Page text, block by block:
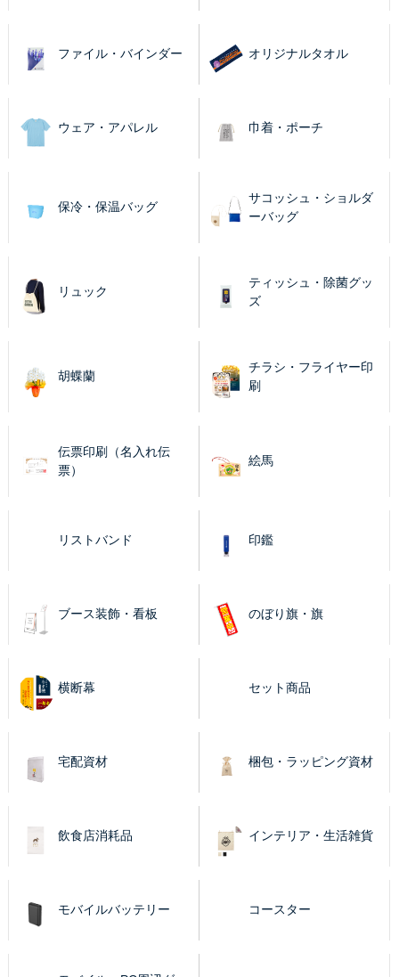
ファイル・バインダー オリジナルタオル
ウェア・アパレル 巾着・ポーチ
保冷・保温バッグ
サコッシュ・ショルダ
ーバッグ
リュック
ティッシュ・除菌グッ
ズ
胡蝶蘭
チラシ・フライヤー印
刷
伝票印刷（名入れ伝
票）
絵馬
リストバンド 印鑑
ブース装飾・看板 のぼり旗・旗
横断幕 セット商品
宅配資材 梱包・ラッピング資材
飲食店消耗品 インテリア・生活雑貨
モバイルバッテリー コースター